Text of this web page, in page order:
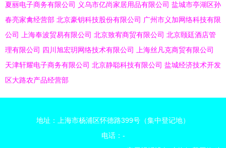
夏丽电子商务有限公司
义乌市亿尚家居用品有限公司 盐城市亭湖区孙
春亮家禽经营部 北京豪钥科技股份有限公司 广州市义加网络科技有限
公司
上海奉波贸易有限公司 北京致宥商贸有限公司 北京颐廷酒店管
理有限公司 四川旭宏玥网络技术有限公司
上海丝凡克商贸有限公司
天津轩耀电子商务有限公司 北京静聪科技有限公司 盐城经济技术开发
区大路农产品经营部
地址：上海市杨浦区怀德路399号（集中登记地）
电话：-